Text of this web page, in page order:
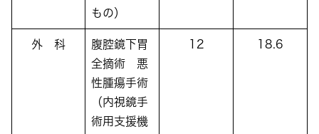
もの）
外 科
腹腔鏡下胃
全摘術 悪
性腫瘍手術
（内視鏡手
術用支援機
12 18.6